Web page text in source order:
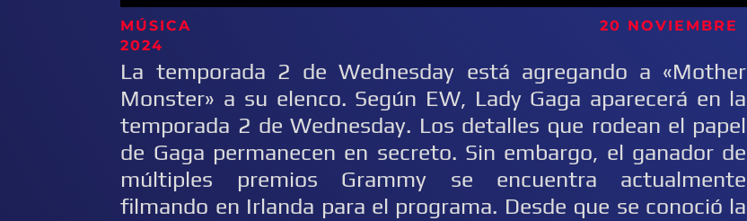
MÚSICA 20 NOVIEMBRE
2024
La temporada 2 de Wednesday está agregando a «Mother
Monster» a su elenco. Según EW, Lady Gaga aparecerá en la
temporada 2 de Wednesday. Los detalles que rodean el papel
de Gaga permanecen en secreto. Sin embargo, el ganador de
múltiples premios Grammy se encuentra actualmente
filmando en Irlanda para el programa. Desde que se conoció la